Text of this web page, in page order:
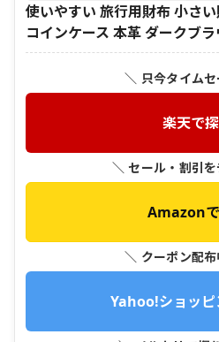
使いやすい 旅行用財布 小さ
コインケース 本革 ダークブ
＼ 只今タイム
楽天で
＼ セール・割引
Amazon
＼ クーポン配
Yahoo!ショッピ